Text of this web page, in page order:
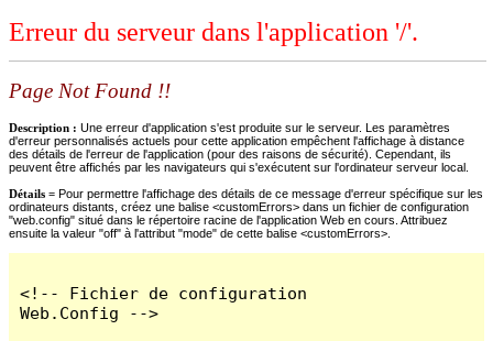
Erreur du serveur dans l'application '/'.
Page Not Found !!
Description : Une erreur d'application s'est produite sur le serveur. Les paramètres
d'erreur personnalisés actuels pour cette application empêchent l'affichage à distance
des détails de l'erreur de l'application (pour des raisons de sécurité). Cependant, ils
peuvent être affichés par les navigateurs qui s'exécutent sur l'ordinateur serveur local.
Détails = Pour permettre l'affichage des détails de ce message d'erreur spécifique sur les
ordinateurs distants, créez une balise <customErrors> dans un fichier de configuration
"web.config" situé dans le répertoire racine de l'application Web en cours. Attribuez
ensuite la valeur "off" à l'attribut "mode" de cette balise <customErrors>.
<!-- Fichier de configuration
Web.Config -->